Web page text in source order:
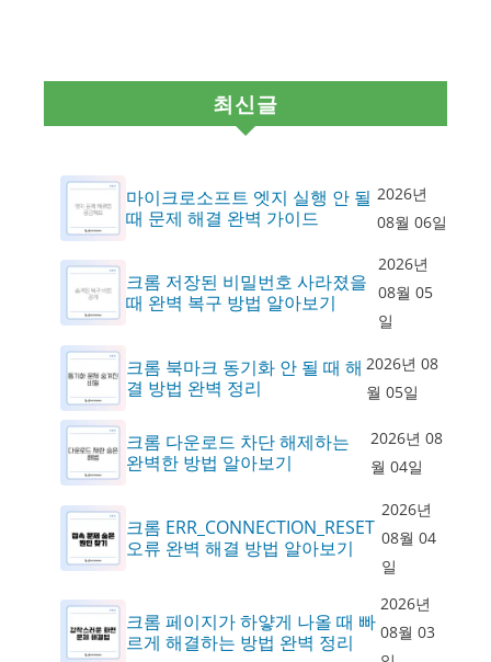
최신글
마이크로소프트 엣지 실행 안 될
때 문제 해결 완벽 가이드
2026년
08월 06일
크롬 저장된 비밀번호 사라졌을
때 완벽 복구 방법 알아보기
2026년
08월 05
일
크롬 북마크 동기화 안 될 때 해
결 방법 완벽 정리
2026년 08
월 05일
크롬 다운로드 차단 해제하는
완벽한 방법 알아보기
2026년 08
월 04일
크롬 ERR_CONNECTION_RESET
오류 완벽 해결 방법 알아보기
2026년
08월 04
일
크롬 페이지가 하얗게 나올 때 빠
르게 해결하는 방법 완벽 정리
2026년
08월 03